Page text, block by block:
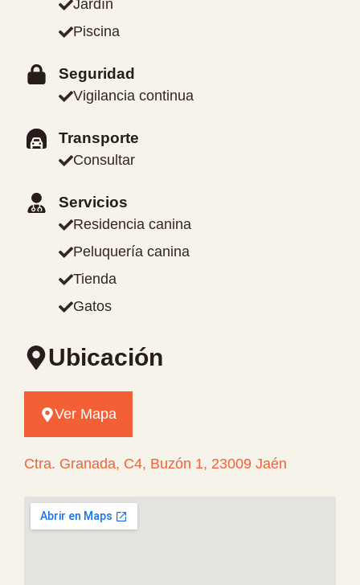
Jardín
Piscina
Seguridad
Vigilancia continua
Transporte
Consultar
Servicios
Residencia canina
Peluquería canina
Tienda
Gatos
Ubicación
Ver Mapa
Ctra. Granada, C4, Buzón 1, 23009 Jaén